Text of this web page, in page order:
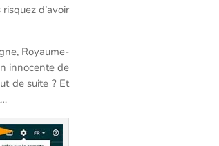
d’avoir
Royaume-
innocente de
de suite ? Et